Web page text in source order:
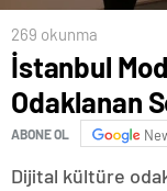
269 okunma
İstanbul
Odaklanan
ABONE OL
Dijital kültüre